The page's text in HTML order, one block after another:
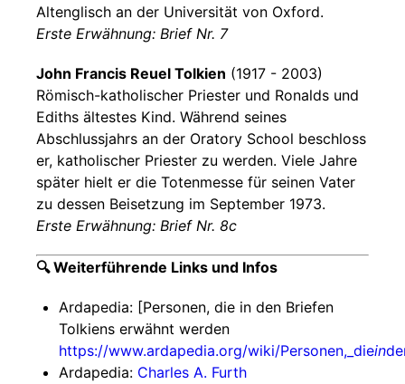
Altenglisch an der Universität von Oxford.
Erste Erwähnung: Brief Nr. 7
John Francis Reuel Tolkien (1917 - 2003)
Römisch-katholischer Priester und Ronalds und
Ediths ältestes Kind. Während seines
Abschlussjahrs an der Oratory School beschloss
er, katholischer Priester zu werden. Viele Jahre
später hielt er die Totenmesse für seinen Vater
zu dessen Beisetzung im September 1973.
Erste Erwähnung: Brief Nr. 8c
🔍 Weiterführende Links und Infos
Ardapedia: [Personen, die in den Briefen
Tolkiens erwähnt werden
https://www.ardapedia.org/wiki/Personen,_diein
Ardapedia: Charles A. Furth